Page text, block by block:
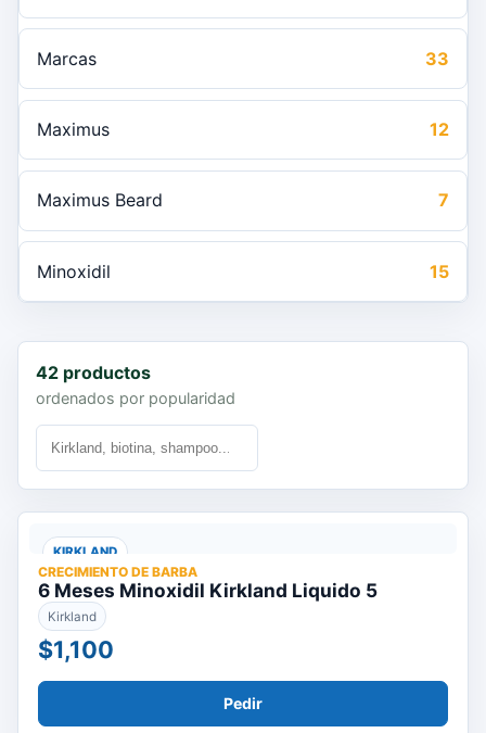
Marcas 33
Maximus 12
Maximus Beard 7
Minoxidil 15
42 productos
ordenados por popularidad
KIRKLAND
CRECIMIENTO DE BARBA
6 Meses Minoxidil Kirkland Liquido 5
Kirkland
$1,100
Pedir